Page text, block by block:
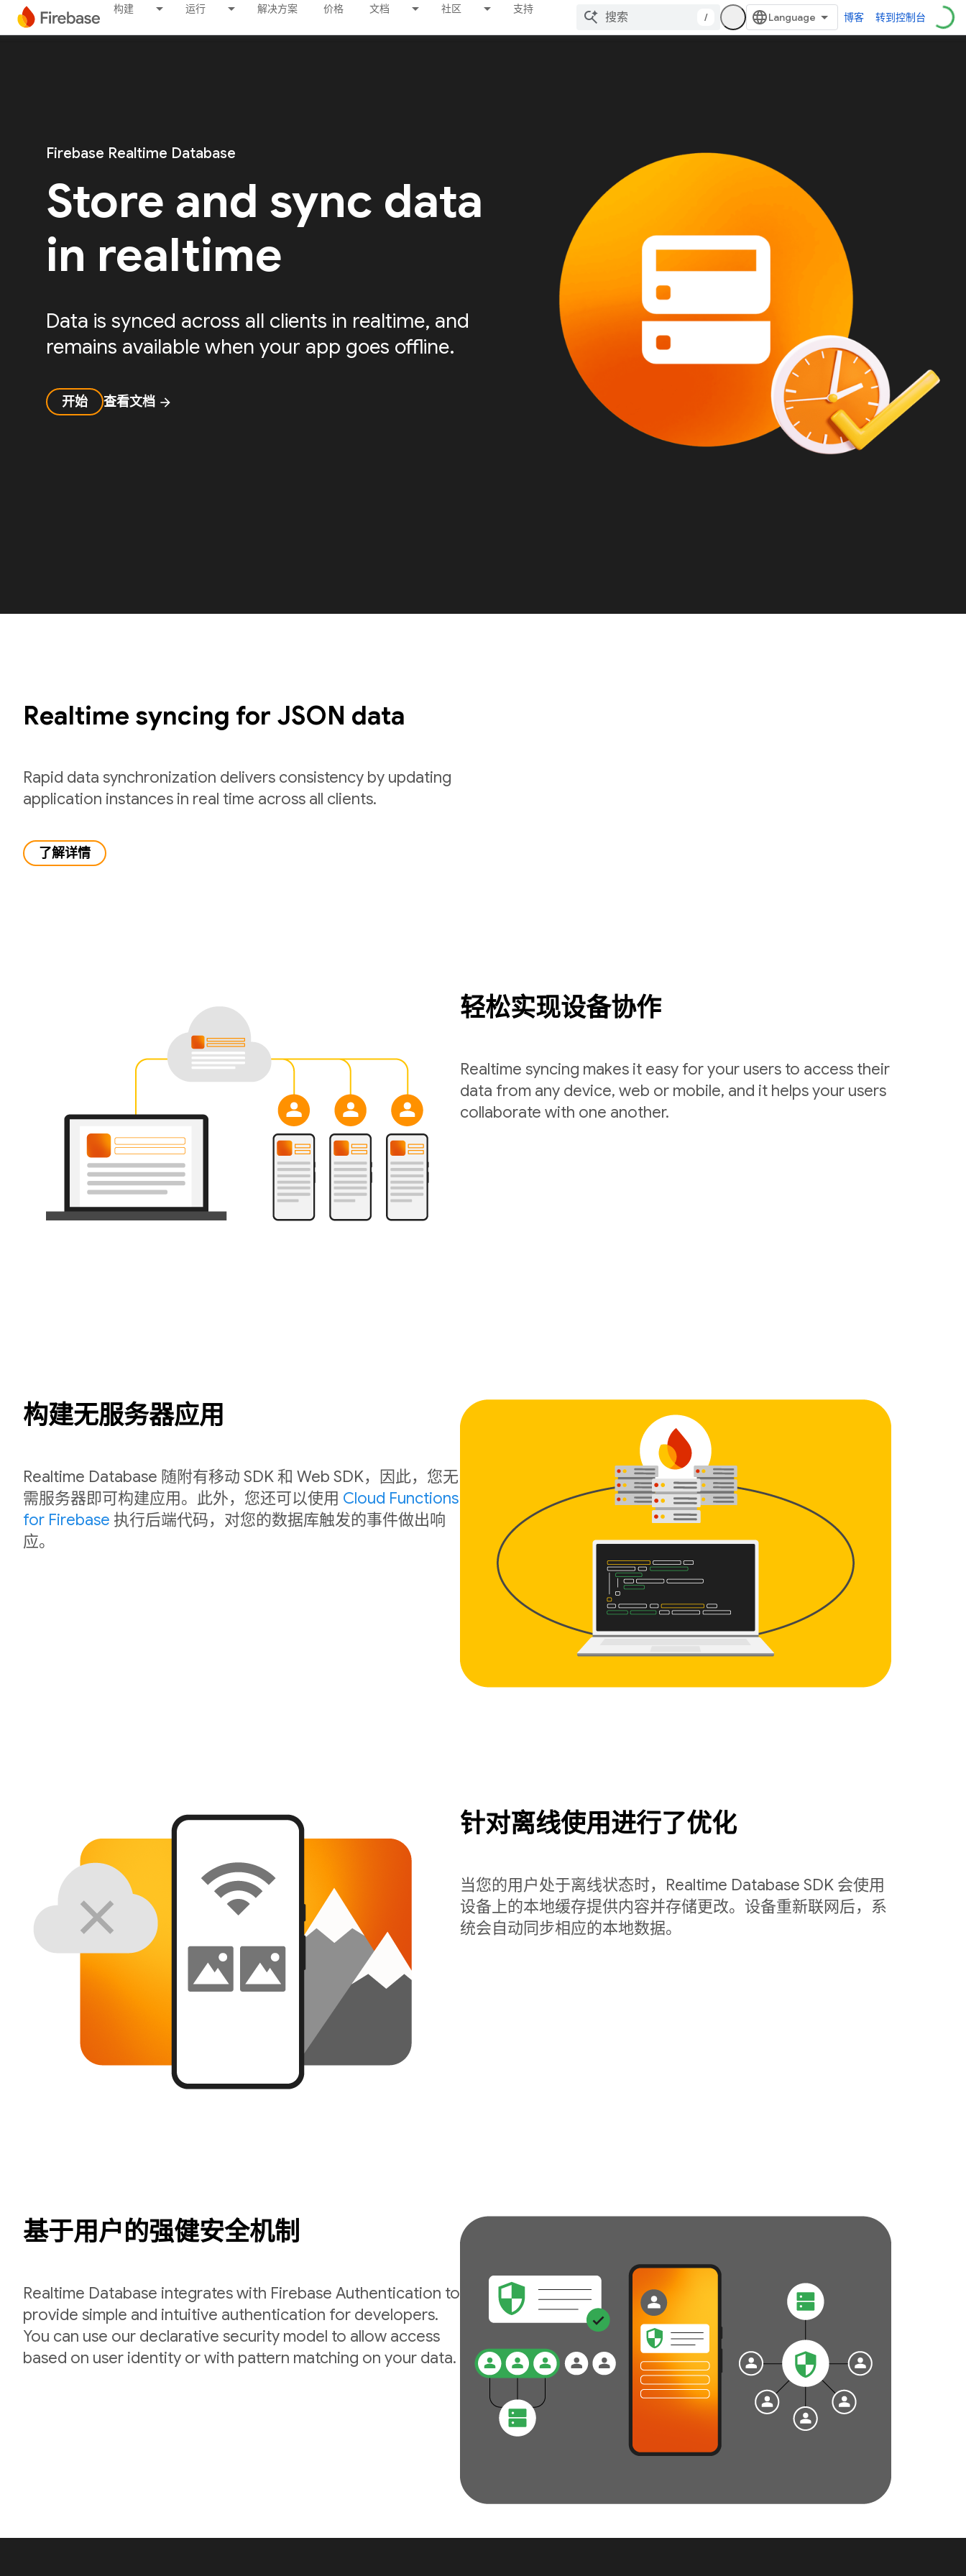
构建 运行 解决方案 价格 文档 社区 支持
/ 博客 转到控制台
Firebase Realtime Database
Store and sync data
in realtime
Data is synced across all clients in realtime, and
remains available when your app goes offline.
开始 查看文档 arrow_forward
Realtime syncing for JSON data
Rapid data synchronization delivers consistency by updating
application instances in real time across all clients.
了解详情
轻松实现设备协作
Realtime syncing makes it easy for your users to access their
data from any device, web or mobile, and it helps your users
collaborate with one another.
构建无服务器应用
Realtime Database 随附有移动 SDK 和 Web SDK，因此，您无
需服务器即可构建应用。此外，您还可以使用 Cloud Functions
for Firebase 执行后端代码，对您的数据库触发的事件做出响
应。
针对离线使用进行了优化
当您的用户处于离线状态时，Realtime Database SDK 会使用
设备上的本地缓存提供内容并存储更改。设备重新联网后，系
统会自动同步相应的本地数据。
基于用户的强健安全机制
Realtime Database integrates with Firebase Authentication to
provide simple and intuitive authentication for developers.
You can use our declarative security model to allow access
based on user identity or with pattern matching on your data.